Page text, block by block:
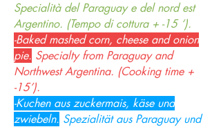
Specialità del Paraguay e del nord est
Argentino. (Tempo di cottura + -15 ‘).
-Baked mashed corn, cheese and onion
pie. Specialty from Paraguay and
Northwest Argentina. (Cooking time +
-15’).
-Kuchen aus zuckermais, käse und
zwiebeln. Spezialität aus Paraguay und